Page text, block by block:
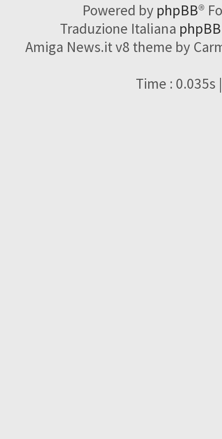
Powered by phpBB®
Traduzione Italiana
Amiga News.it v8 theme by
Time : 0.035s